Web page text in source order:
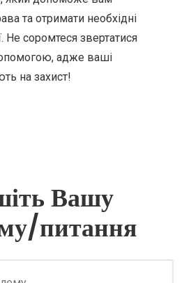
та отримати необхідні
Не соромтеся звертатися
адже ваші
на захист!
Вашу
питання